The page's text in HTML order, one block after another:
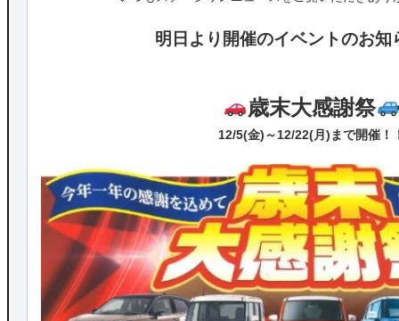
明日より開催のイベントのお知
歳末大感謝祭
12/5(金)～12/22(月)まで開催！